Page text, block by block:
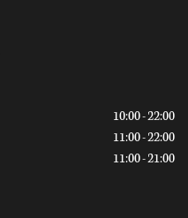
10:00 - 22:00
11:00 - 22:00
11:00 - 21:00